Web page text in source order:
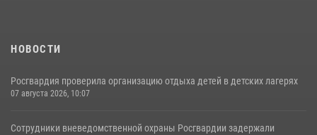
НОВОСТИ
Росгвардия проверила организацию отдыха детей в детских лагерях
07 августа 2026, 10:07
Сотрудники вневедомственной охраны Росгвардии задержали